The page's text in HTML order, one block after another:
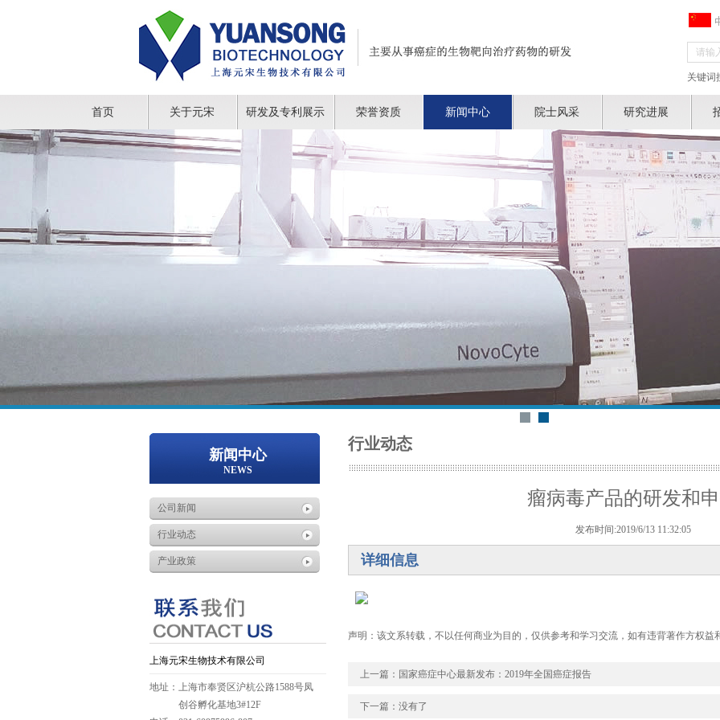
关键词
首页 关于元宋 研发及专利展示 荣誉资质 新闻中心 院士风采 研究进展
新闻中心
NEWS
公司新闻
行业动态
产业政策
上海元宋生物技术有限公司
地址：上海市奉贤区沪杭公路1588号凤
创谷孵化基地3#12F
行业动态
瘤病毒产品的研发和
发布时间:2019/6/13 11:32:05
详细信息
声明：该文系转载，不以任何商业为目的，仅供参考和学习交流，如有违背著作方权益
上一篇： 国家癌症中心最新发布：2019年全国癌症报告
下一篇：没有了